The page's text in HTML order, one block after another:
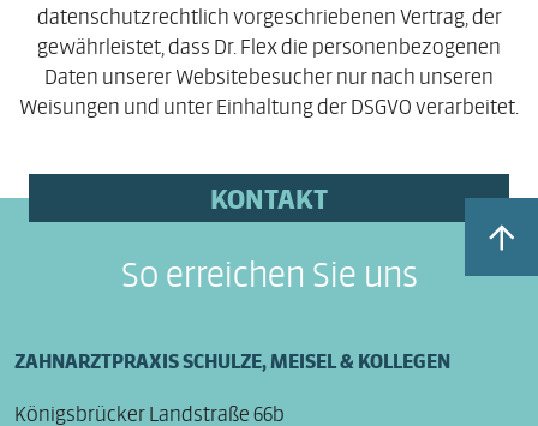
datenschutzrechtlich vorgeschriebenen Vertrag, der
gewährleistet, dass Dr. Flex die personenbezogenen
Daten unserer Websitebesucher nur nach unseren
Weisungen und unter Einhaltung der DSGVO verarbeitet.
KONTAKT
So erreichen Sie uns
ZAHNARZTPRAXIS SCHULZE, MEISEL & KOLLEGEN
Königsbrücker Landstraße 66b